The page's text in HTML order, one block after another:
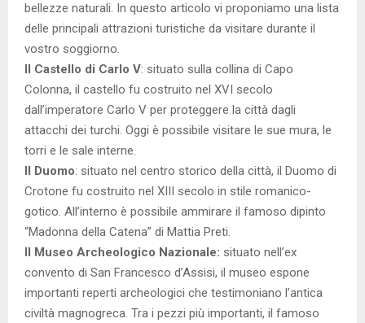
bellezze naturali. In questo articolo vi proponiamo una lista
delle principali attrazioni turistiche da visitare durante il
vostro soggiorno.
Il Castello di Carlo V: situato sulla collina di Capo
Colonna, il castello fu costruito nel XVI secolo
dall’imperatore Carlo V per proteggere la città dagli
attacchi dei turchi. Oggi è possibile visitare le sue mura, le
torri e le sale interne.
Il Duomo: situato nel centro storico della città, il Duomo di
Crotone fu costruito nel XIII secolo in stile romanico-
gotico. All’interno è possibile ammirare il famoso dipinto
“Madonna della Catena” di Mattia Preti.
Il Museo Archeologico Nazionale: situato nell’ex
convento di San Francesco d’Assisi, il museo espone
importanti reperti archeologici che testimoniano l’antica
civiltà magnogreca. Tra i pezzi più importanti, il famoso